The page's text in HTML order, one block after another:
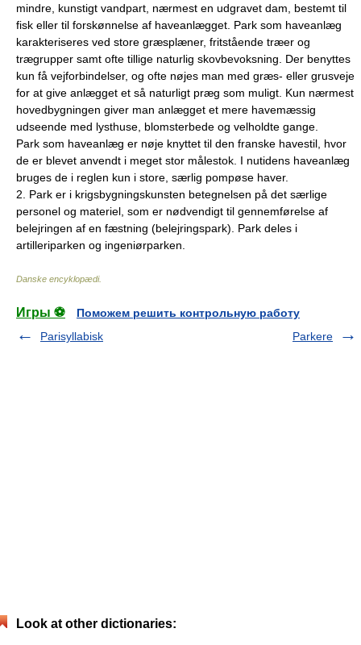
mindre, kunstigt vandpart, nærmest en udgravet dam, bestemt til
fisk eller til forskønnelse af haveanlægget. Park som haveanlæg
karakteriseres ved store græsplæner, fritstående træer og
trægrupper samt ofte tillige naturlig skovbevoksning. Der benyttes
kun få vejforbindelser, og ofte nøjes man med græs- eller grusveje
for at give anlægget et så naturligt præg som muligt. Kun nærmest
hovedbygningen giver man anlægget et mere havemæssig
udseende med lysthuse, blomsterbede og velholdte gange.
Park som haveanlæg er nøje knyttet til den franske havestil, hvor
de er blevet anvendt i meget stor målestok. I nutidens haveanlæg
bruges de i reglen kun i store, særlig pompøse haver.
2. Park er i krigsbygningskunsten betegnelsen på det særlige
personel og materiel, som er nødvendigt til gennemførelse af
belejringen af en fæstning (belejringspark). Park deles i
artilleriparken og ingeniørparken.
Danske encyklopædi.
Игры ⚽
Поможем решить контрольную работу
Parisyllabisk
Parkere
Look at other dictionaries: